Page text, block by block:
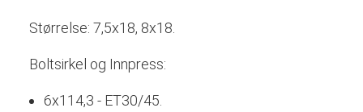
Størrelse: 7,5x18, 8x18.
Boltsirkel og Innpress:
6x114,3 - ET30/45.